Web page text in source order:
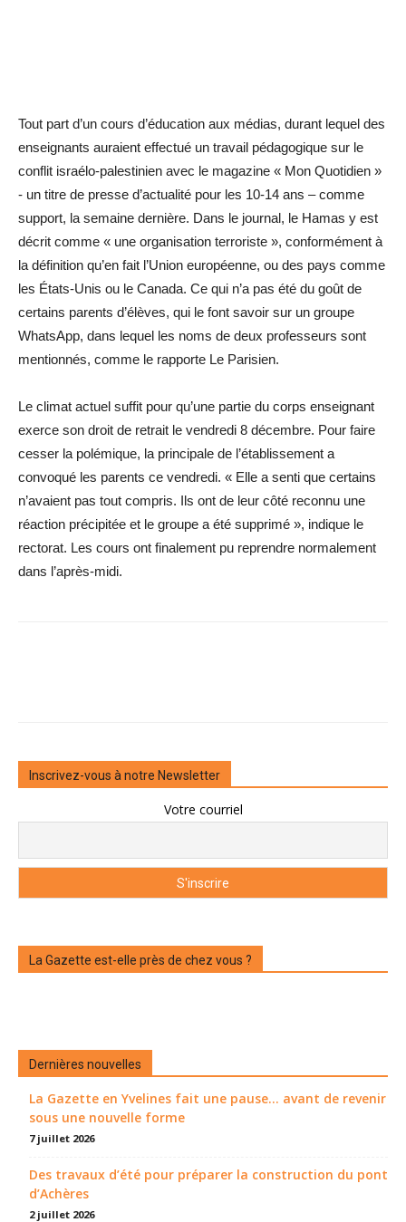
Tout part d’un cours d’éducation aux médias, durant lequel des
enseignants auraient effectué un travail pédagogique sur le
conflit israélo-palestinien avec le magazine « Mon Quotidien »
- un titre de presse d’actualité pour les 10-14 ans – comme
support, la semaine dernière. Dans le journal, le Hamas y est
décrit comme « une organisation terroriste », conformément à
la définition qu’en fait l’Union européenne, ou des pays comme
les États-Unis ou le Canada. Ce qui n’a pas été du goût de
certains parents d’élèves, qui le font savoir sur un groupe
WhatsApp, dans lequel les noms de deux professeurs sont
mentionnés, comme le rapporte Le Parisien.
Le climat actuel suffit pour qu’une partie du corps enseignant
exerce son droit de retrait le vendredi 8 décembre. Pour faire
cesser la polémique, la principale de l’établissement a
convoqué les parents ce vendredi. « Elle a senti que certains
n’avaient pas tout compris. Ils ont de leur côté reconnu une
réaction précipitée et le groupe a été supprimé », indique le
rectorat. Les cours ont finalement pu reprendre normalement
dans l’après-midi.
Inscrivez-vous à notre Newsletter
Votre courriel
La Gazette est-elle près de chez vous ?
Dernières nouvelles
La Gazette en Yvelines fait une pause... avant de revenir
sous une nouvelle forme
7 juillet 2026
Des travaux d’été pour préparer la construction du pont
d’Achères
2 juillet 2026